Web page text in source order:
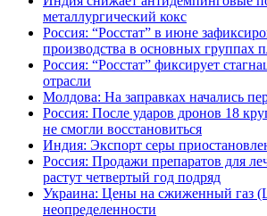
металлургический кокс
Россия: “Росстат” в июне
производства в основных группах
Россия: “Росстат” фиксирует
отрасли
Молдова: На заправках начались
Россия: После ударов дронов 18
не смогли восстановиться
Индия: Экспорт серы
Россия: Продажи препаратов для
растут четвертый год подряд
Украина: Цены на сжиженный газ
неопределенности